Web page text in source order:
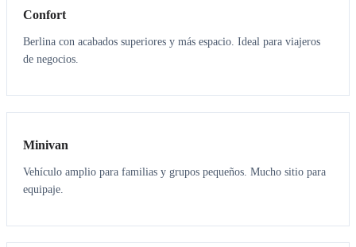
Confort
Berlina con acabados superiores y más espacio. Ideal para viajeros
de negocios.
6 5
Minivan
Vehículo amplio para familias y grupos pequeños. Mucho sitio para
equipaje.
7 7